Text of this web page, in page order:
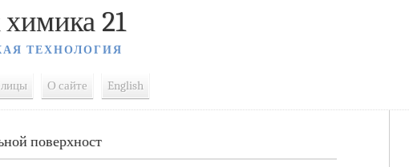
21
ТЕХНОЛОГИЯ
О сайте English
поверхност